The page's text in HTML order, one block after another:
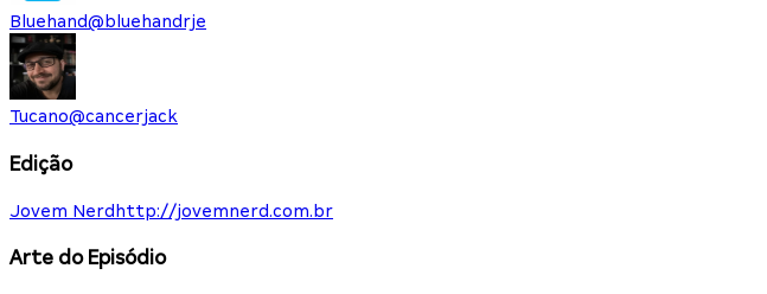
Bluehand@ bluehandrje
Tucano@cancerjack
Edição
Jovem Nerd http://jovemnerd.com.br
Arte do Episódio